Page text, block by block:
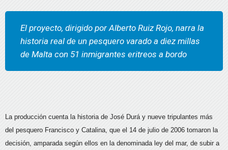
El proyecto, dirigido por Alberto Ruiz Rojo, narra la
historia real de un pesquero varado a diez millas
de Malta con 51 inmigrantes eritreos a bordo
La producción cuenta la historia de José Durá y nueve tripulantes más
del pesquero Francisco y Catalina, que el 14 de julio de 2006 tomaron la
decisión, amparada según ellos en la denominada ley del mar, de subir a